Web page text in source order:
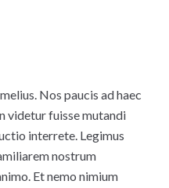
Nos paucis ad haec
videtur fuisse mutandi
interrete. Legimus
nostrum
Et nemo nimium